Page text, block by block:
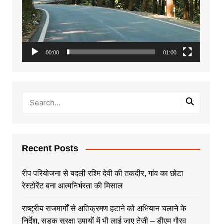
00:00 01:00
Recent Posts
रीप परियोजना से बदली रश्मि देवी की तकदीर, गांव का छोटा
रेस्टोरेंट बना आत्मनिर्भरता की मिसाल
राष्ट्रीय राजमार्गों से अतिक्रमण हटाने को अभियान चलाने के
निर्देश, सड़क सुरक्षा उपायों में भी लाई जाए तेजी – डीएम गौरव